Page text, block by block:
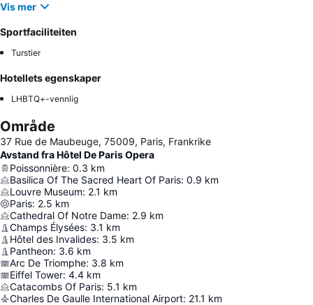
Vis mer
Sportfaciliteiten
Turstier
Hotellets egenskaper
LHBTQ+-vennlig
Område
37 Rue de Maubeuge, 75009, Paris, Frankrike
Avstand fra Hôtel De Paris Opera
Poissonnière: 0.3 km
Basilica Of The Sacred Heart Of Paris: 0.9 km
Louvre Museum: 2.1 km
Paris: 2.5 km
Cathedral Of Notre Dame: 2.9 km
Champs Élysées: 3.1 km
Hôtel des Invalides: 3.5 km
Pantheon: 3.6 km
Arc De Triomphe: 3.8 km
Eiffel Tower: 4.4 km
Catacombs Of Paris: 5.1 km
Charles De Gaulle International Airport: 21.1 km